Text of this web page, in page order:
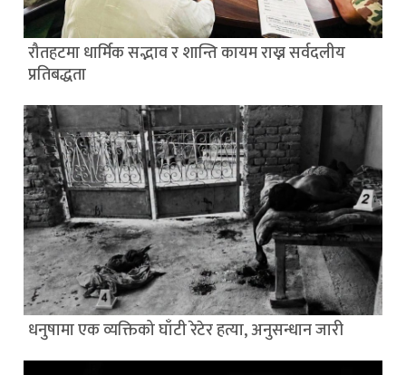
रौतहटमा धार्मिक सद्भाव र शान्ति कायम राख्न सर्वदलीय
प्रतिबद्धता
धनुषामा एक व्यक्तिको घाँटी रेटेर हत्या, अनुसन्धान जारी